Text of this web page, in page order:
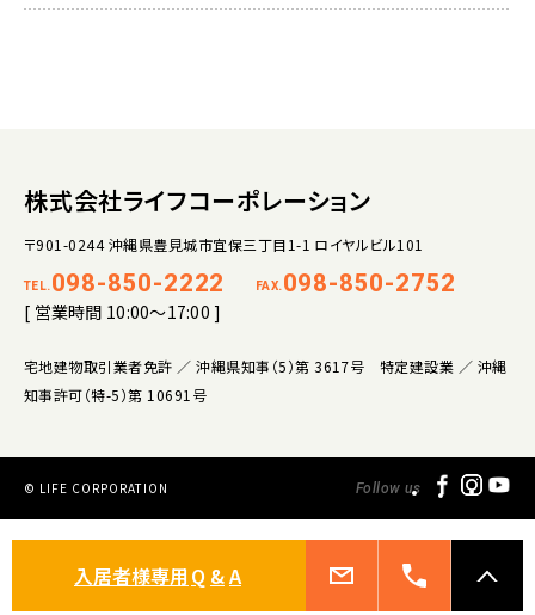
株式会社ライフコーポレーション
〒901-0244 沖縄県豊見城市宜保三丁目1-1 ロイヤルビル101
TEL. 098-850-2222 FAX. 098-850-2752
[ 営業時間 10:00～17:00 ]
宅地建物取引業者免許 ／ 沖縄県知事（5）第 3617号 特定建設業 ／ 沖縄
知事許可（特-5）第 10691号
© LIFE CORPORATION Follow us
入居者様専用 Q &A